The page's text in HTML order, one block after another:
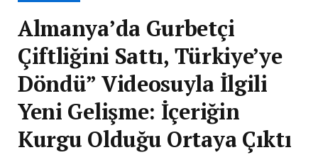
Almanya’da Gurbetçi
Çiftliğini Sattı, Türkiye’ye
Döndü” Videosuyla İlgili
Yeni Gelişme: İçeriğin
Kurgu Olduğu Ortaya Çıktı